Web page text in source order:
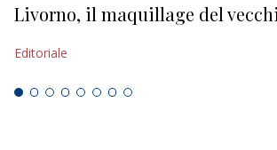
Livorno, il maquillage del
Editoriale